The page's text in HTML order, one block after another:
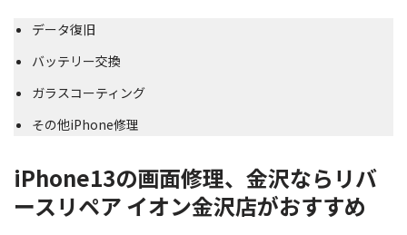
データ復旧
バッテリー交換
ガラスコーティング
その他iPhone修理
iPhone13の画面修理、金沢ならリバ
ースリペア イオン金沢店がおすすめ